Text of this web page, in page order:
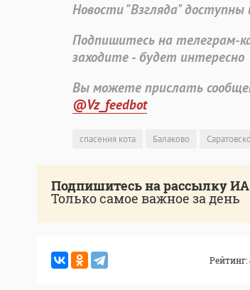
Новости "Взгляда" доступны
Подпишитесь на телеграм-
заходите - будет интересно
Вы можете прислать
@Vz_feedbot
спасения кота Балаково
Подпишитесь на рассылку
Только самое важное за день
Рейтинг: